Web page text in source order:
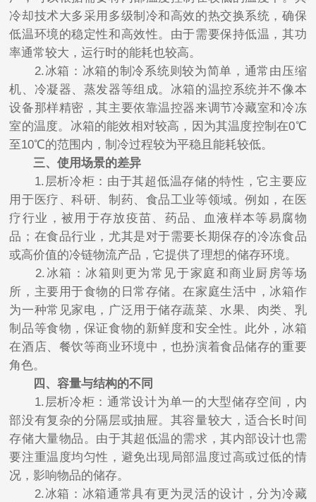
冷却技术大多采用多级制冷和高效的热交换系统，确保
低温环境的稳定性和高效性。由于需要保持低温，其功
率通常较大，运行时的能耗也较高。
2.冰箱：冰箱的制冷系统则较为简单，通常由压缩
机、冷凝器、蒸发器等组成。冰箱的温控系统并不像本
设备那样精密，其主要依靠温控器来调节冷藏室和冷冻
室的温度。冰箱的能效相对较高，因为其温度控制在0℃
至10℃的范围内，制冷过程较为平稳且能耗较低。
三、使用场景的差异
1.层析冷柜：由于其超低温存储的特性，它主要应
用于医疗、科研、制药、食品工业等领域。例如，在医
疗行业，被用于存放疫苗、药品、血液样本等易腐物
品；在食品行业，尤其是对于需要长期保存的冷冻食品
或高价值的冷链物流产品，它提供了理想的储存环境。
2.冰箱：冰箱则更为常见于家庭和商业厨房等场
所，主要用于食物的日常存储。在家庭生活中，冰箱作
为一种常见家电，广泛用于储存蔬菜、水果、肉类、乳
制品等食物，保证食物的新鲜度和安全性。此外，冰箱
在酒店、餐饮等商业环境中，也扮演着食品储存的重要
角色。
四、容量与结构的不同
1.层析冷柜：通常设计为单一的大型储存空间，内
部没有复杂的分隔层或抽屉。其容量较大，适合长时间
存储大量物品。由于其超低温的需求，其内部设计也需
要注重温度均匀性，避免出现局部温度过高或过低的情
况，影响物品的储存。
2.冰箱：冰箱通常具有更为灵活的设计，分为冷藏